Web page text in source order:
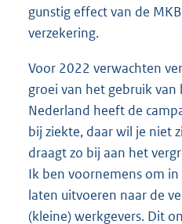
gunstig effect van de
verzekering.
Voor 2022 verwachten
groei van het gebruik
Nederland heeft de
bij ziekte, daar wil je niet
draagt zo bij aan het
Ik ben voornemens om
laten uitvoeren naar de
(kleine) werkgevers. Dit